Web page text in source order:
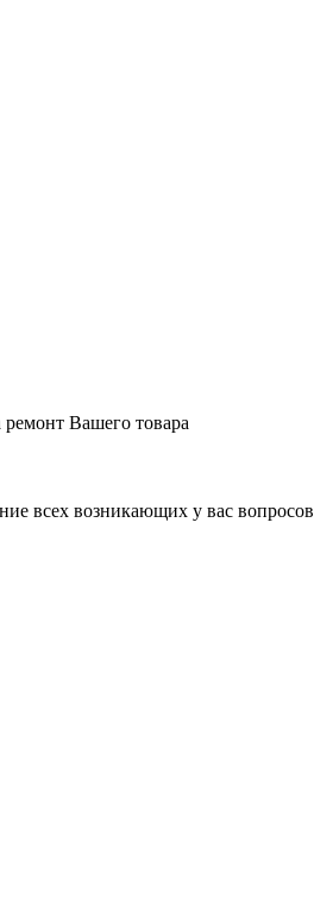
Вашего товара
всех возникающих у вас вопросов